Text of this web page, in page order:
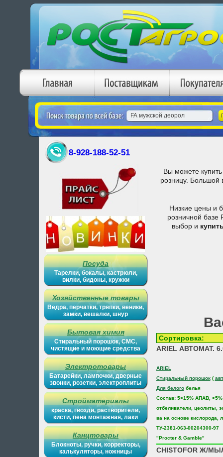
8-928-188-52-51
Посуда
Тарелки, бокалы, кастрюли,
вилки, бидоны, кружки
Хозяйственные товары
Ведра, перчатки, тряпки, веники,
замки, вешалки, шнур
Бытовая химия
Стиральный порошок, СМС,
чистящие и моющие средства
Электротовары
Батарейки, лампочки, дверные
звонки, розетки, электроплиты
Стройматериалы
краска, гвозди, растворители,
кисти, пена монтажная, лаки
Канцтовары
Блокноты, ручки, корректоры,
калькуляторы, ножницы
Вы можете
розницу. Большой
Низкие цены и
розничной базе
выбор и
ARIEL АВТОМАТ.
ARIEL
Стиральный порошок(
Для белогобелья
Состав: 5>15% АПАВ,
отбеливатели, цеолиты,
ва на основе кислорода,
ТУ-2381-063-00204300-97
"Procter & Gamble"
CHISTOFOR Ж/